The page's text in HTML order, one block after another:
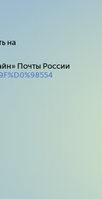
на
Почты России